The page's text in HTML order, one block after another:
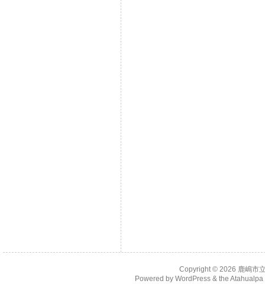
Copyright © 2026 鹿嶋市
Powered by WordPress& the Atahualpa